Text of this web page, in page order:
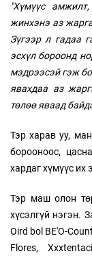
"Хүмүүс
жинхэнэ аз
Зүгээр л гадаа
эсхүл бороонд
мэдрээсэй гэж
явахдаа аз
төлөө яваад
Тэр харав уу,
борооноос,
хардаг хүмүүс их
Тэр маш олон
хүсэлгүй нэгэн.
Oird bol BE'O-
Flores,